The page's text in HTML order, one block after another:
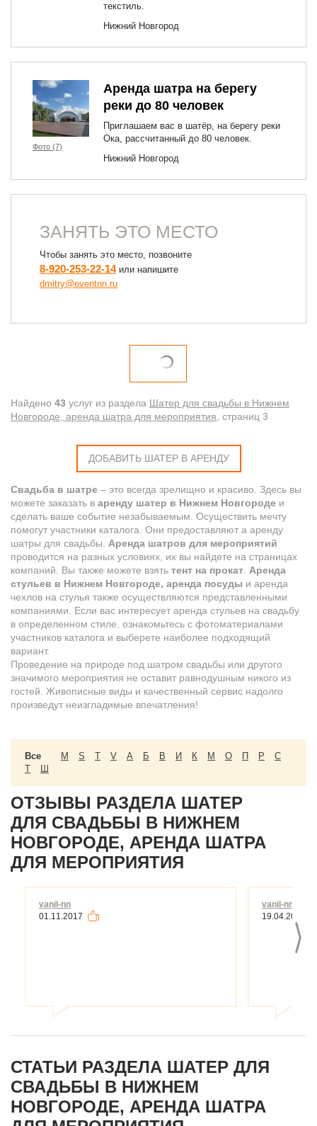
текстиль.
Нижний Новгород
Фото (7)
Аренда шатра на берегу
реки до 80 человек
Приглашаем вас в шатёр, на берегу реки
Ока, рассчитанный до 80 человек.
Нижний Новгород
ЗАНЯТЬ ЭТО МЕСТО
Чтобы занять это место, позвоните
8-920-253-22-14или напишите
dmitry@eventnn.ru
Найдено 43 услуг из раздела Шатер для свадьбы в Нижнем
Новгороде, аренда шатра для мероприятия , cтраниц 3
ДОБАВИТЬ ШАТЕР В АРЕНДУ
Свадьба в шатре – это всегда зрелищно и красиво. Здесь вы
можете заказать в аренду шатер в Нижнем Новгороде и
сделать ваше событие незабываемым. Осуществить мечту
помогут участники каталога. Они предоставляют а аренду
шатры для свадьбы. Аренда шатров для мероприятий
проводится на разных условиях, их вы найдете на страницах
компаний. Вы также можете взять тент на прокат Аренда
стульев в Нижнем Новгороде, аренда посуды и аренда
чехлов на стулья также осуществляются представленными
компаниями. Если вас интересует аренда стульев на свадьбу
в определенном стиле, ознакомьтесь с фотоматериалами
участников каталога и выберете наиболее подходящий
вариант.
Проведение на природе под шатром свадьбы или другого
значимого мероприятия не оставит равнодушным никого из
гостей. Живописные виды и качественный сервис надолго
произведут неизгладимые впечатления!
Все M S T V А Б В И К М О П Р
С
Т
Ш
ОТЗЫВЫ РАЗДЕЛА ШАТЕР
ДЛЯ СВАДЬБЫ В НИЖНЕМ
НОВГОРОДЕ, АРЕНДА ШАТРА
ДЛЯ МЕРОПРИЯТИЯ
>
vanil-nn
01.11.2017
vanil-nn
19.04.2016
СТАТЬИ РАЗДЕЛА ШАТЕР ДЛЯ
СВАДЬБЫ В НИЖНЕМ
НОВГОРОДЕ, АРЕНДА ШАТРА